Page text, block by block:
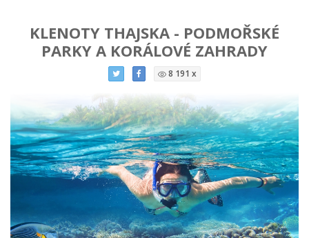
KLENOTY THAJSKA - PODMOŘSKÉ
PARKY A KORÁLOVÉ ZAHRADY
8 191 x